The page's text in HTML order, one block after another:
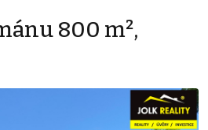
800 m²,